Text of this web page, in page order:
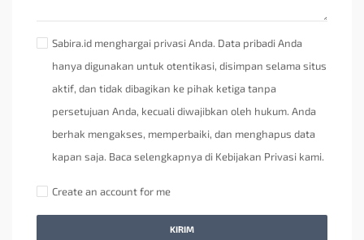
Sabira.id menghargai privasi Anda. Data pribadi Anda
hanya digunakan untuk otentikasi, disimpan selama situs
aktif, dan tidak dibagikan ke pihak ketiga tanpa
persetujuan Anda, kecuali diwajibkan oleh hukum. Anda
berhak mengakses, memperbaiki, dan menghapus data
kapan saja. Baca selengkapnya di Kebijakan Privasi kami.
Create an account for me
KIRIM